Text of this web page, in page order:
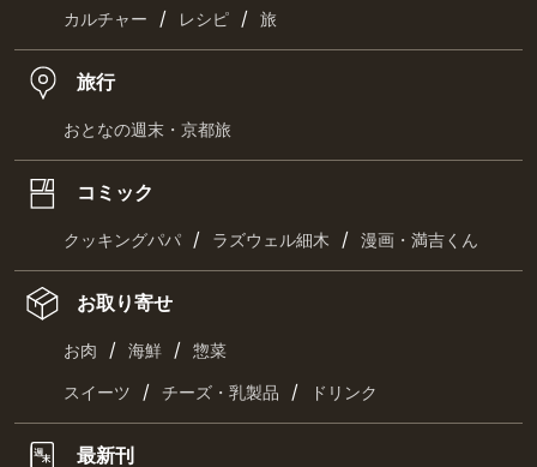
カルチャー / レシピ / 旅
旅行
おとなの週末・京都旅
コミック
クッキングパパ / ラズウェル細木 / 漫画・満吉くん
お取り寄せ
お肉 / 海鮮 / 惣菜
スイーツ / チーズ・乳製品 / ドリンク
最新刊